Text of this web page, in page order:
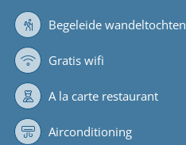
Begeleide wandeltochten
Gratis wifi
A la carte restaurant
Airconditioning